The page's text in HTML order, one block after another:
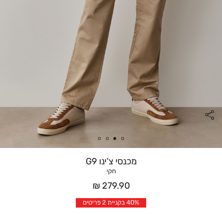
מכנסי צ’ינו G9
חקי
מחיר
אחרי
הנחה
279.90 ₪
40% בקניית 2 פריטים